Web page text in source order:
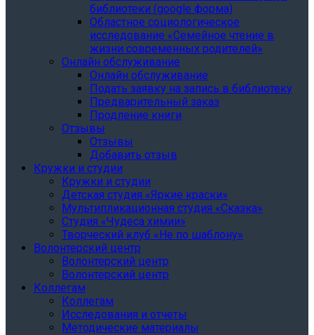
библиотеки (google форма)
Областное социологическое
исследование «Семейное чтение в
жизни современных родителей»
Онлайн обслуживание
Онлайн обслуживание
Подать заявку на запись в библиотеку
Предварительный заказ
Продление книги
Отзывы
Отзывы
Добавить отзыв
Кружки и студии
Кружки и студии
Детская студия «Яркие краски»
Мультипликационная студия «Сказка»
Студия «Чудеса химии»
Творческий клуб «Не по шаблону»
Волонтерский центр
Волонтерский центр
Волонтерский центр
Коллегам
Коллегам
Исследования и отчеты
Методические материалы